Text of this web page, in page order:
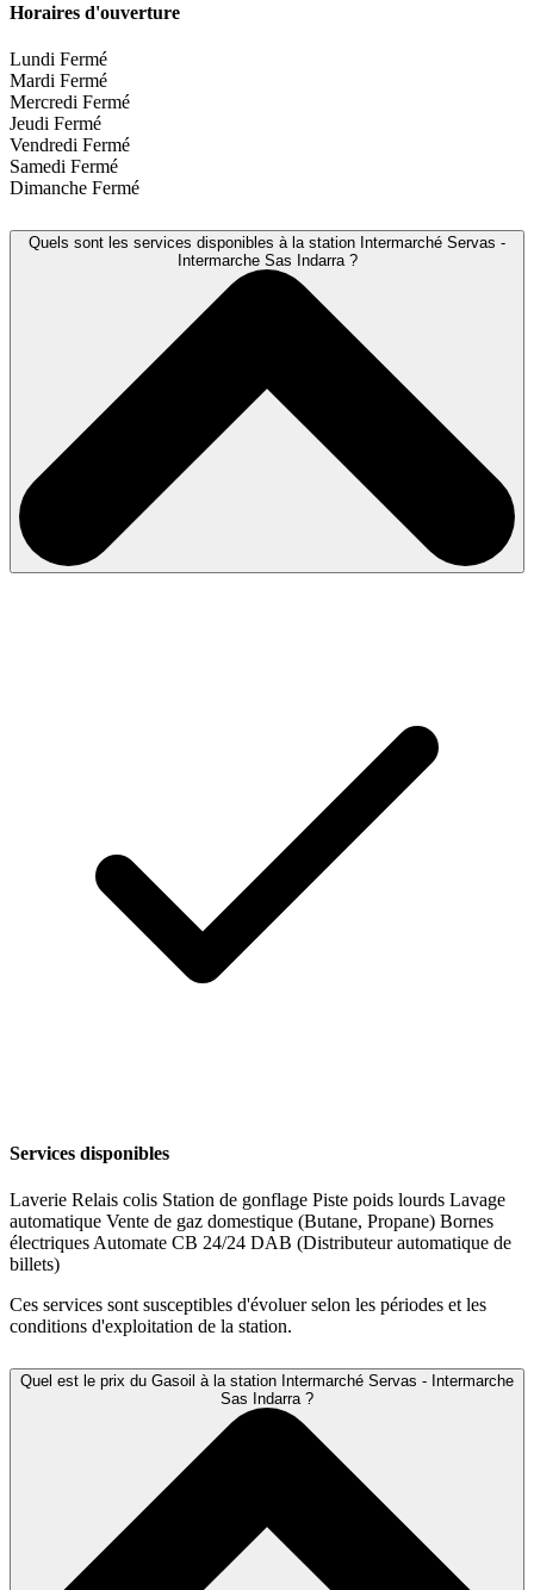
Horaires d'ouverture
Lundi Fermé
Mardi Fermé
Mercredi Fermé
Jeudi Fermé
Vendredi Fermé
Samedi Fermé
Dimanche Fermé
Quels sont les services disponibles à la station Intermarché Servas -
Intermarche Sas Indarra ?
Services disponibles
Laverie Relais colis Station de gonflage Piste poids lourds Lavage
automatique Vente de gaz domestique (Butane, Propane) Bornes
électriques Automate CB 24/24 DAB (Distributeur automatique de
billets)
Ces services sont susceptibles d'évoluer selon les périodes et les
conditions d'exploitation de la station.
Quel est le prix du Gasoil à la station Intermarché Servas - Intermarche
Sas Indarra ?